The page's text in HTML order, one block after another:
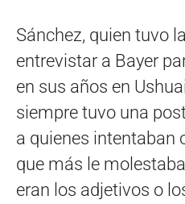
Sánchez, quien tuvo
entrevistar a Bayer
en sus años en
siempre tuvo una
a quienes intentaban
que más le
eran los adjetivos o